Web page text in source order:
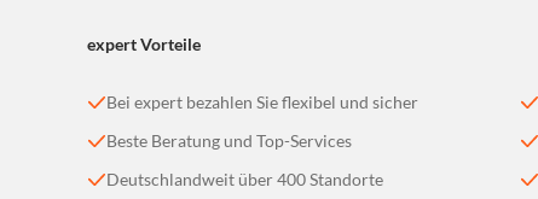
expert Neustadt
31535 Neustadt a. Rbge.
Geschlossen - öffnet um 09:00 Uhr
weitere Details
expert Vorteile
Bei expert bezahlen Sie flexibel und sicher
Beste Beratung und Top-Services
Deutschlandweit über 400 Standorte